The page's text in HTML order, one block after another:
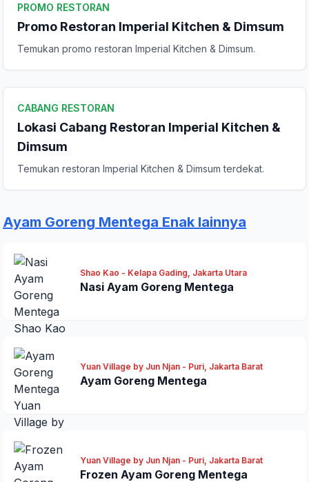
PROMO RESTORAN
Promo Restoran Imperial Kitchen & Dimsum
Temukan promo restoran Imperial Kitchen & Dimsum.
CABANG RESTORAN
Lokasi Cabang Restoran Imperial Kitchen &
Dimsum
Temukan restoran Imperial Kitchen & Dimsum terdekat.
Ayam Goreng Mentega Enak lainnya
Shao Kao - Kelapa Gading, Jakarta Utara
Nasi Ayam Goreng Mentega
Yuan Village by Jun Njan - Puri, Jakarta Barat
Ayam Goreng Mentega
Yuan Village by Jun Njan - Puri, Jakarta Barat
Frozen Ayam Goreng Mentega
Komentar Anda